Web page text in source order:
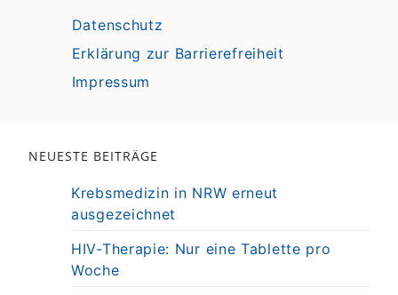
Datenschutz
Erklärung zur Barrierefreiheit
Impressum
NEUESTE BEITRÄGE
Krebsmedizin in NRW erneut
ausgezeichnet
HIV-Therapie: Nur eine Tablette pro
Woche